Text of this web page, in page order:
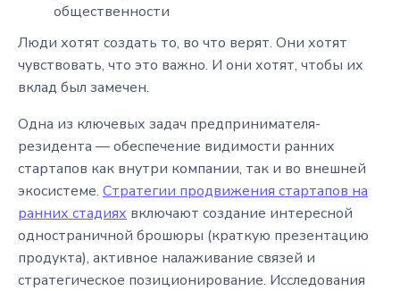
общественности
Люди хотят создать то, во что верят. Они хотят
чувствовать, что это важно. И они хотят, чтобы их
вклад был замечен.
Одна из ключевых задач предпринимателя-
резидента — обеспечение видимости ранних
стартапов как внутри компании, так и во внешней
экосистеме. Стратегии продвижения стартапов на
ранних стадиях включают создание интересной
одностраничной брошюры (краткую презентацию
продукта), активное налаживание связей и
стратегическое позиционирование. Исследования